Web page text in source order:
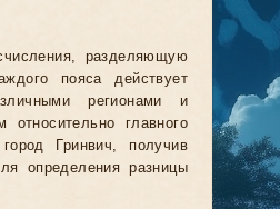
разделяющую
пояса действует
регионами и
относительно главного
Гринвич, получив
определения разницы